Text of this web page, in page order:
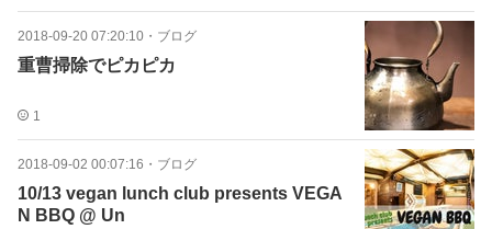
2018-09-20 07:20:10 ・ ブログ
重曹掃除でピカピカ
1
2018-09-02 00:07:16 ・ ブログ
10/13 vegan lunch club presents VEGA
N BBQ @ Un